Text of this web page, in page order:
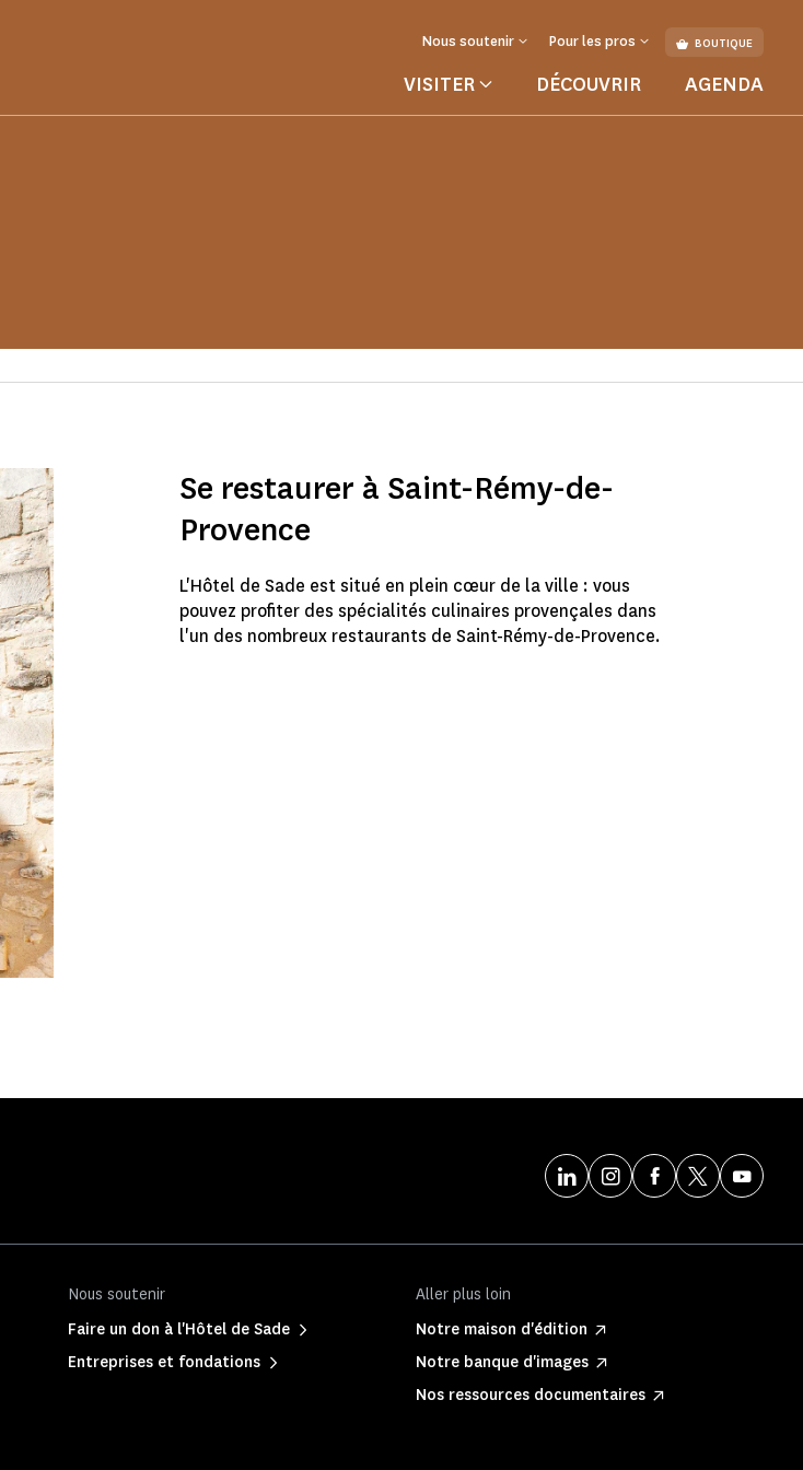
Nous soutenir Pour les pros BOUTIQUE
VISITER DÉCOUVRIR AGENDA
Se restaurer à Saint-Rémy-de-
Provence
L'Hôtel de Sade est situé en plein cœur de la ville : vous
pouvez profiter des spécialités culinaires provençales dans
l'un des nombreux restaurants de Saint-Rémy-de-Provence.
Nous soutenir
Faire un don à l'Hôtel de Sade
Entreprises et fondations
Aller plus loin
Notre maison d'édition
Notre banque d'images
Nos ressources documentaires